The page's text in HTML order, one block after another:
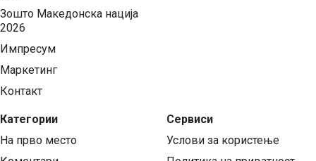
Зошто Македонска нација
2026
Импресум
Маркетинг
Контакт
Категории
На прво место
Сервиси
Услови за користење